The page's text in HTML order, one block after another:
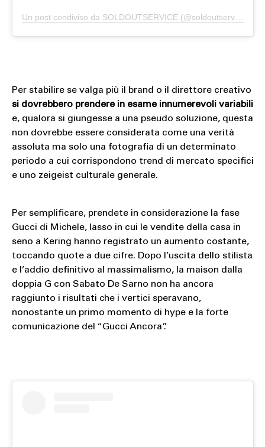
Un post condiviso da SOLDOUTSERVICE (@soldoutserviceitaly)
Per stabilire se valga più il brand o il direttore creativo
si dovrebbero prendere in esame innumerevoli variabili
e, qualora si giungesse a una pseudo soluzione, questa
non dovrebbe essere considerata come una verità
assoluta ma solo una fotografia di un determinato
periodo a cui corrispondono trend di mercato specifici
e uno zeigeist culturale generale.
Per semplificare, prendete in considerazione la fase
Gucci di Michele, lasso in cui le vendite della casa in
seno a Kering hanno registrato un aumento costante,
toccando quote a due cifre. Dopo l’uscita dello stilista
e l’addio definitivo al massimalismo, la maison dalla
doppia G con Sabato De Sarno non ha ancora
raggiunto i risultati che i vertici speravano,
nonostante un primo momento di hype e la forte
comunicazione del “Gucci Ancora”.